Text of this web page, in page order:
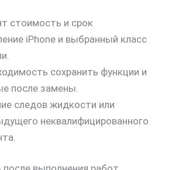
стоимость и срок
iPhone и выбранный класс
сохранить функции и
после замены.
следов жидкости или
неквалифицированного